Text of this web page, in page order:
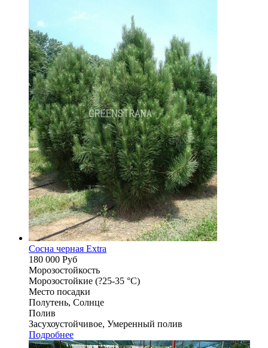
Сосна черная Extra
180 000 Руб
Морозостойкость
Морозостойкие (?25-35 °С)
Место посадки
Полутень, Солнце
Полив
Засухоустойчивое, Умеренный полив
Подробнее